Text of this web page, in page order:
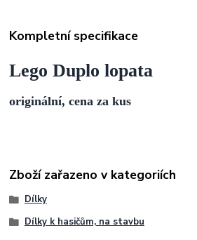
Kompletní specifikace
Lego Duplo lopata
originální, cena za kus
Zboží zařazeno v kategoriích
Dílky
Dílky k hasičům, na stavbu